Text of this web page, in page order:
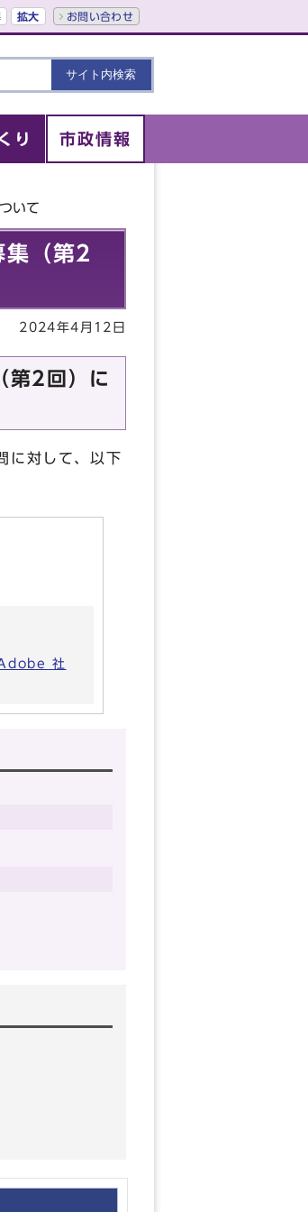
拡大 お問い合わせ
り 市政情報
いて
集（第2
2024年4月12日
第2回）に
に対して、以下
社